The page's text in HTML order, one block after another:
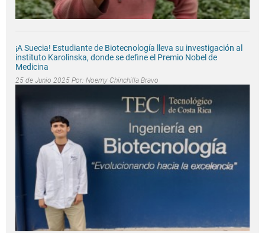
¡A Suecia! Estudiante de Biotecnología lleva su investigación al
instituto Karolinska, donde se define el Premio Nobel de
Medicina
25 de Junio 2025 Por: Noemy Chinchilla Bravo